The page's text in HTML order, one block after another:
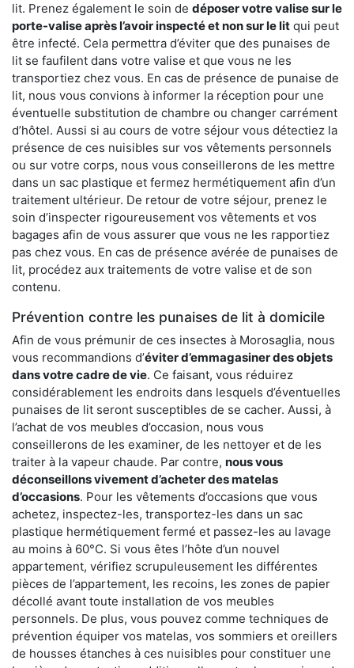
lit. Prenez également le soin de déposer votre valise sur le
porte-valise après l’avoir inspecté et non sur le lit qui peut
être infecté. Cela permettra d’éviter que des punaises de
lit se faufilent dans votre valise et que vous ne les
transportiez chez vous. En cas de présence de punaise de
lit, nous vous convions à informer la réception pour une
éventuelle substitution de chambre ou changer carrément
d’hôtel. Aussi si au cours de votre séjour vous détectiez la
présence de ces nuisibles sur vos vêtements personnels
ou sur votre corps, nous vous conseillerons de les mettre
dans un sac plastique et fermez hermétiquement afin d’un
traitement ultérieur. De retour de votre séjour, prenez le
soin d’inspecter rigoureusement vos vêtements et vos
bagages afin de vous assurer que vous ne les rapportiez
pas chez vous. En cas de présence avérée de punaises de
lit, procédez aux traitements de votre valise et de son
contenu.
Prévention contre les punaises de lit à domicile
Afin de vous prémunir de ces insectes à Morosaglia, nous
vous recommandions d’éviter d’emmagasiner des objets
dans votre cadre de vie. Ce faisant, vous réduirez
considérablement les endroits dans lesquels d’éventuelles
punaises de lit seront susceptibles de se cacher. Aussi, à
l’achat de vos meubles d’occasion, nous vous
conseillerons de les examiner, de les nettoyer et de les
traiter à la vapeur chaude. Par contre, nous vous
déconseillons vivement d’acheter des matelas
d’occasions. Pour les vêtements d’occasions que vous
achetez, inspectez-les, transportez-les dans un sac
plastique hermétiquement fermé et passez-les au lavage
au moins à 60°C. Si vous êtes l’hôte d’un nouvel
appartement, vérifiez scrupuleusement les différentes
pièces de l’appartement, les recoins, les zones de papier
décollé avant toute installation de vos meubles
personnels. De plus, vous pouvez comme techniques de
prévention équiper vos matelas, vos sommiers et oreillers
de housses étanches à ces nuisibles pour constituer une